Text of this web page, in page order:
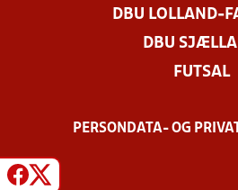
DBU LOLLAND-
DBU
FUTSAL
PERSONDATA- OG